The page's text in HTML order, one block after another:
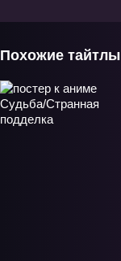
Похожие тайтлы